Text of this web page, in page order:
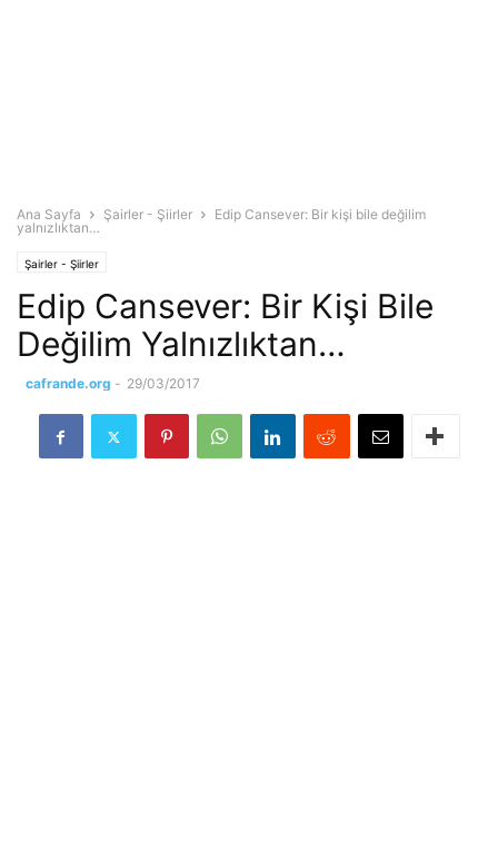
Ana Sayfa Şairler - Şiirler
Edip Cansever: Bir kişi bile değilim
yalnızlıktan…
Şairler - Şiirler
Edip Cansever: Bir Kişi Bile
Değilim Yalnızlıktan…
cafrande.org - 29/03/2017